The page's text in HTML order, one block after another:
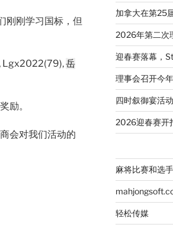
刚刚学习国标，但
Lgx2022(79),岳
励。
会对我们活动的
加拿大在第25
2026年第二次
迎春赛落幕，
理事会召开今
四时叙御宴活
2026迎春赛开
麻将比赛和选
轻松传媒